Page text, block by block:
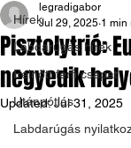
Hírek
Labdarúgás hírek
Felnőtt férfi csapat
Utánpótlás
Labdarúgás
Pisztolytrió:
negyedik
legradigabor
Jul 29, 2025 1 min
Updated:Jul 31, 2025